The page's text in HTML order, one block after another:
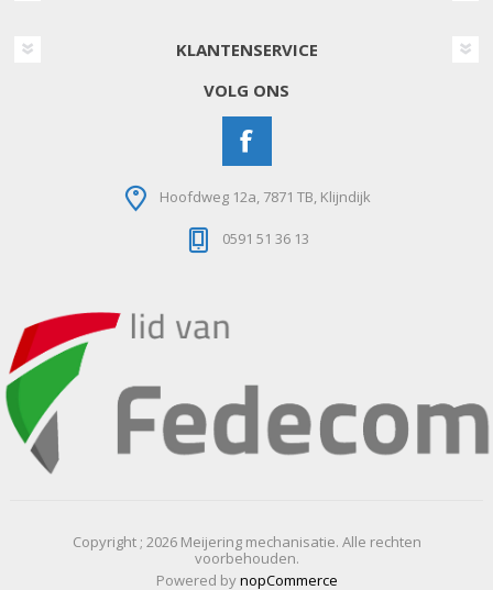
KLANTENSERVICE
VOLG ONS
Hoofdweg 12a, 7871 TB, Klijndijk
0591 51 36 13
Copyright ; 2026 Meijering mechanisatie. Alle rechten
voorbehouden.
Powered bynopCommerce